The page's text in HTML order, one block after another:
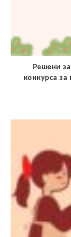
Решени
конкурса за